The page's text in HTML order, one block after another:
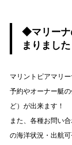
◆マリーナ
まりました
マリントピアマリ
予約やオーナー艇
ど）が出来ます！
また、各種お問い
の海洋状況・出航